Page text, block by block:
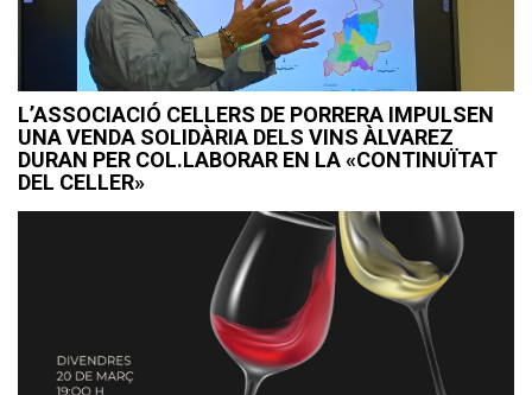
L’ASSOCIACIÓ CELLERS DE PORRERA IMPULSEN
UNA VENDA SOLIDÀRIA DELS VINS ÀLVAREZ
DURAN PER COL.LABORAR EN LA «CONTINUÏTAT
DEL CELLER»